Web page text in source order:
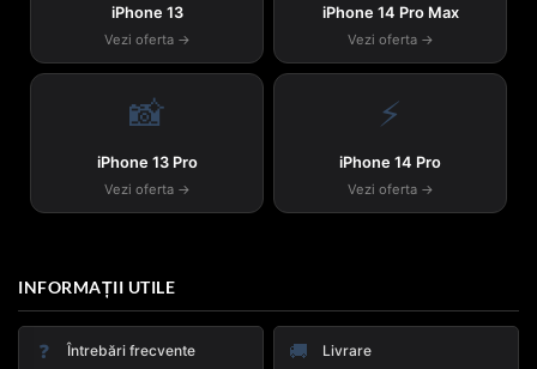
iPhone 13
Vezi oferta →
iPhone 14 Pro Max
Vezi oferta →
📸
iPhone 13 Pro
Vezi oferta →
⚡
iPhone 14 Pro
Vezi oferta →
INFORMAȚII UTILE
❓ Întrebări frecvente 🚚 Livrare